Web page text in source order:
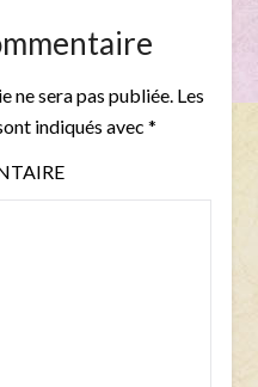
ne sera pas publiée.Les
indiqués avec *